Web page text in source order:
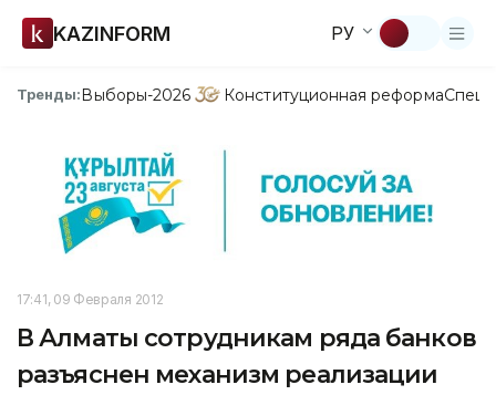
KAZINFORM РУ
Тренды:Выборы-2026 Конституционная реформа
17:41, 09 Февраля 2012
В Алматы сотрудникам ряда банков
разъяснен механизм реализации